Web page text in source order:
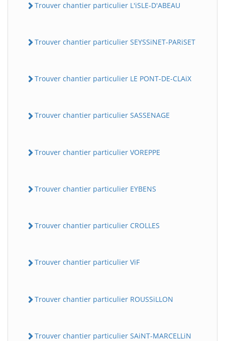
Trouver chantier particulier L'iSLE-D'ABEAU
Trouver chantier particulier SEYSSiNET-PARiSET
Trouver chantier particulier LE PONT-DE-CLAiX
Trouver chantier particulier SASSENAGE
Trouver chantier particulier VOREPPE
Trouver chantier particulier EYBENS
Trouver chantier particulier CROLLES
Trouver chantier particulier ViF
Trouver chantier particulier ROUSSiLLON
Trouver chantier particulier SAiNT-MARCELLiN